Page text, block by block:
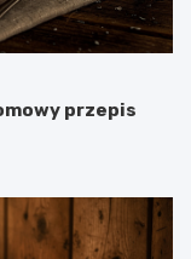
przepis